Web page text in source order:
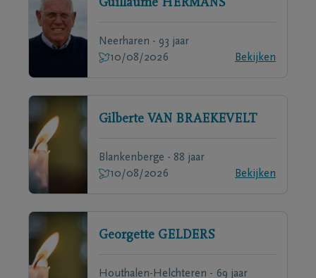
Guillaume HERMANS
Neerharen - 93 jaar
10/08/2026
Bekijken
Gilberte VAN BRAEKEVELT
Blankenberge - 88 jaar
10/08/2026
Bekijken
Georgette GELDERS
Houthalen-Helchteren - 69 jaar